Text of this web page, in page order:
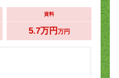
賃料
5.7万円 万円